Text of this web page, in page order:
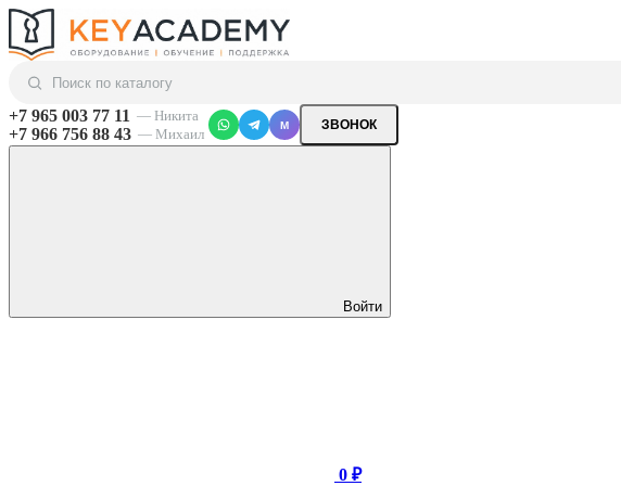
+7 965 003 77 11 — Никита
+7 966 756 88 43 — Михаил
M ЗВОНОК
Войти
0 ₽